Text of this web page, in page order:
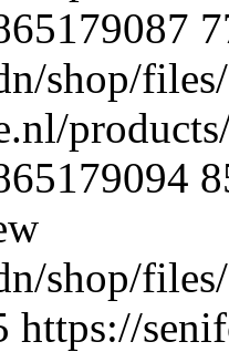
shop/
shop/
https://